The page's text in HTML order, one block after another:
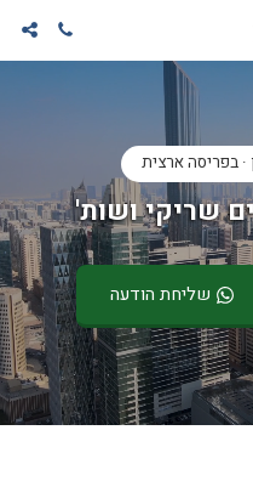
שריקי ושות'
שליחת הודעה